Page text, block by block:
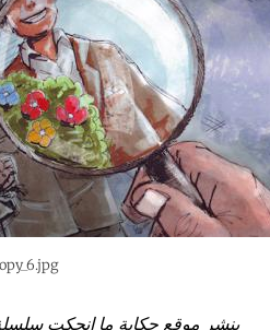
ينشر موقع حكاية ما انحكت